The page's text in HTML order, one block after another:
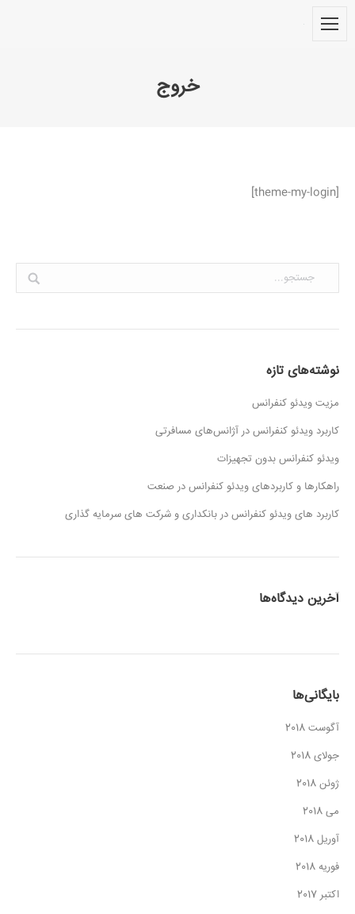
خروج
[theme-my-login]
Search:
نوشته‌های تازه
مزیت ویدئو کنفرانس
کاربرد ویدئو کنفرانس در آژانس‌های مسافرتی
ویدئو کنفرانس بدون تجهیزات
راهکارها و کاربردهای ویدئو کنفرانس در صنعت
کاربرد های ویدئو کنفرانس در بانکداری و شرکت های سرمایه گذاری
آخرین دیدگاه‌ها
بایگانی‌ها
آگوست 2018
جولای 2018
ژوئن 2018
می 2018
آوریل 2018
فوریه 2018
اکتبر 2017